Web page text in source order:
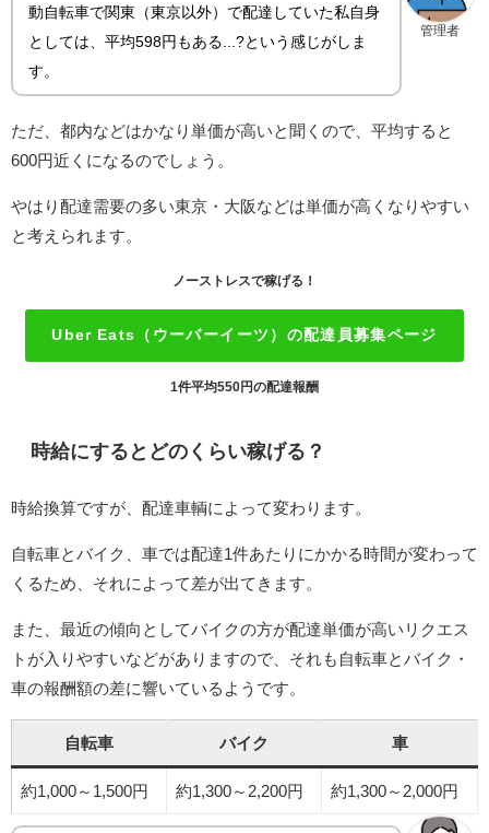
管理者
動自転車で関東（東京以外）で配達していた私自身
としては、平均598円もある...?という感じがしま
す。
ただ、都内などはかなり単価が高いと聞くので、平均すると
600円近くになるのでしょう。
やはり配達需要の多い東京・大阪などは単価が高くなりやすい
と考えられます。
ノーストレスで稼げる！
Uber Eats（ウーバーイーツ）の配達員募集ページ
1件平均550円の配達報酬
時給にするとどのくらい稼げる？
時給換算ですが、配達車輌によって変わります。
自転車とバイク、車では配達1件あたりにかかる時間が変わって
くるため、それによって差が出てきます。
また、最近の傾向としてバイクの方が配達単価が高いリクエス
トが入りやすいなどがありますので、それも自転車とバイク・
車の報酬額の差に響いているようです。
自転車 バイク 車
約1,000～1,500円 約1,300～2,200円 約1,300～2,000円